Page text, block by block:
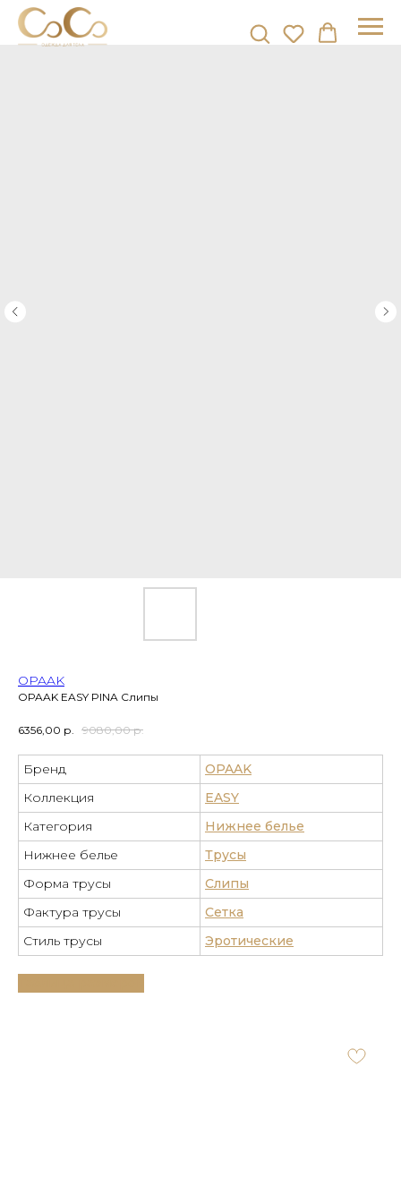
OPAAK EASY PINA Слипы
OPAAK
6356,00 р. 9080,00 р.
Бренд
OPAAK
Коллекция
EASY
Категория
Нижнее белье
Нижнее белье
Трусы
Форма трусы
Слипы
Фактура трусы
Сетка
Стиль трусы
Эротические